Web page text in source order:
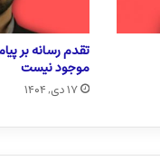
تقدم رسانه بر
موجود نیست
۱۷ دی, ۱۴۰۴